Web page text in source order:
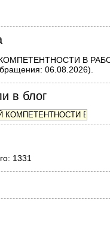
В
06.08.2026).
в блог
1331